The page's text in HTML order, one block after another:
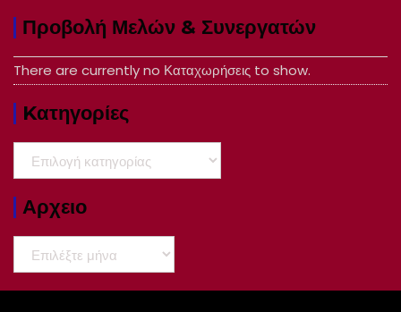
Προβολή Μελών & Συνεργατών
There are currently no Καταχωρήσεις to show.
Kατηγορίες
Αρχειο